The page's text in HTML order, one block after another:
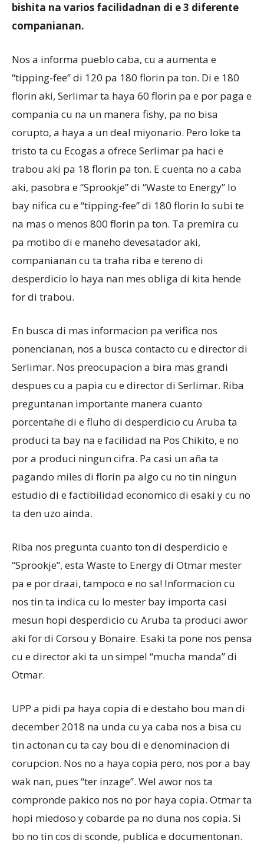
bishita na varios facilidadnan di e 3 diferente
companianan.
Nos a informa pueblo caba, cu a aumenta e
“tipping-fee” di 120 pa 180 florin pa ton. Di e 180
florin aki, Serlimar ta haya 60 florin pa e por paga e
compania cu na un manera fishy, pa no bisa
corupto, a haya a un deal miyonario. Pero loke ta
tristo ta cu Ecogas a ofrece Serlimar pa haci e
trabou aki pa 18 florin pa ton. E cuenta no a caba
aki, pasobra e “Sprookje” di “Waste to Energy” lo
bay nifica cu e “tipping-fee” di 180 florin lo subi te
na mas o menos 800 florin pa ton. Ta premira cu
pa motibo di e maneho devesatador aki,
companianan cu ta traha riba e tereno di
desperdicio lo haya nan mes obliga di kita hende
for di trabou.
En busca di mas informacion pa verifica nos
ponencianan, nos a busca contacto cu e director di
Serlimar. Nos preocupacion a bira mas grandi
despues cu a papia cu e director di Serlimar. Riba
preguntanan importante manera cuanto
porcentahe di e fluho di desperdicio cu Aruba ta
produci ta bay na e facilidad na Pos Chikito, e no
por a produci ningun cifra. Pa casi un aña ta
pagando miles di florin pa algo cu no tin ningun
estudio di e factibilidad economico di esaki y cu no
ta den uzo ainda.
Riba nos pregunta cuanto ton di desperdicio e
“Sprookje”, esta Waste to Energy di Otmar mester
pa e por draai, tampoco e no sa! Informacion cu
nos tin ta indica cu lo mester bay importa casi
mesun hopi desperdicio cu Aruba ta produci awor
aki for di Corsou y Bonaire. Esaki ta pone nos pensa
cu e director aki ta un simpel “mucha manda” di
Otmar.
UPP a pidi pa haya copia di e destaho bou man di
december 2018 na unda cu ya caba nos a bisa cu
tin actonan cu ta cay bou di e denominacion di
corupcion. Nos no a haya copia pero, nos por a bay
wak nan, pues “ter inzage”. Wel awor nos ta
compronde pakico nos no por haya copia. Otmar ta
hopi miedoso y cobarde pa no duna nos copia. Si
bo no tin cos di sconde, publica e documentonan.